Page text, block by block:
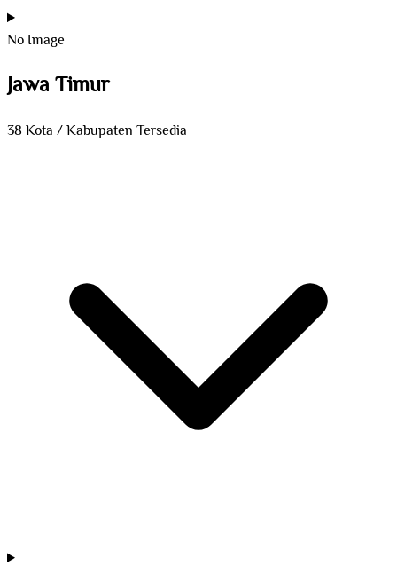
No Image
Jawa Timur
38 Kota / Kabupaten Tersedia